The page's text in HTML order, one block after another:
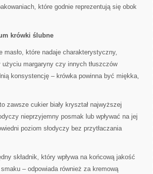
które godnie reprezentują się obok
krówki ślubne
które nadaje charakterystyczny,
margaryny czy innych tłuszczów
konsystencję – krówka powinna być miękka,
zawsze cukier biały kryształ najwyższej
nieprzyjemny posmak lub wpływać na jej
poziom słodyczy bez przytłaczania
składnik, który wpływa na końcową jakość
– odpowiada również za kremową